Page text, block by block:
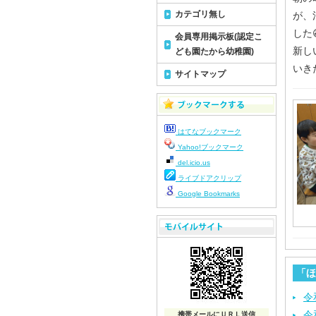
が、
した
新し
いき
「
令
カテゴリ無し
会員専用掲示板(認定こ
ども園たから幼稚園)
サイトマップ
はてなブックマーク
Yahoo!ブックマーク
del.icio.us
ライブドアクリップ
Google Bookmarks
携帯メールにＵＲＬ送信